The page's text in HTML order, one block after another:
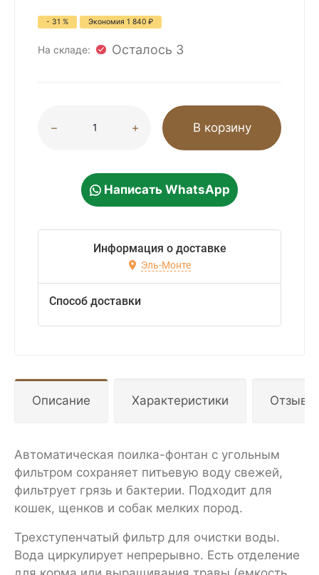
- 31 % Экономия 1 840 ₽
На складе: Осталось 3
В корзину
Написать WhatsApp
Информация о доставке
Эль-Монте
Способ доставки
Описание Характеристики
Автоматическая поилка-фонтан с угольным
фильтром сохраняет питьевую воду свежей,
фильтрует грязь и бактерии. Подходит для
кошек, щенков и собак мелких пород.
Трехступенчатый фильтр для очистки воды.
Вода циркулирует непрерывно. Есть отделение